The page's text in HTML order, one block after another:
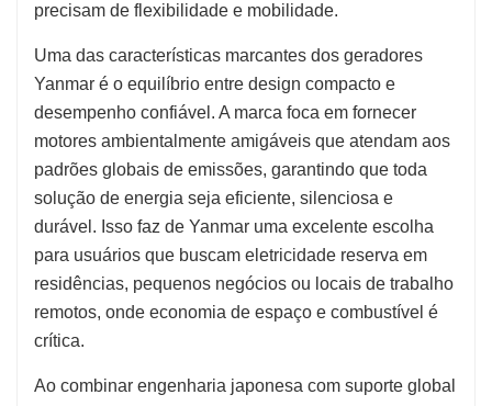
precisam de flexibilidade e mobilidade.
Uma das características marcantes dos geradores
Yanmar é o equilíbrio entre design compacto e
desempenho confiável. A marca foca em fornecer
motores ambientalmente amigáveis que atendam aos
padrões globais de emissões, garantindo que toda
solução de energia seja eficiente, silenciosa e
durável. Isso faz de Yanmar uma excelente escolha
para usuários que buscam eletricidade reserva em
residências, pequenos negócios ou locais de trabalho
remotos, onde economia de espaço e combustível é
crítica.
Ao combinar engenharia japonesa com suporte global